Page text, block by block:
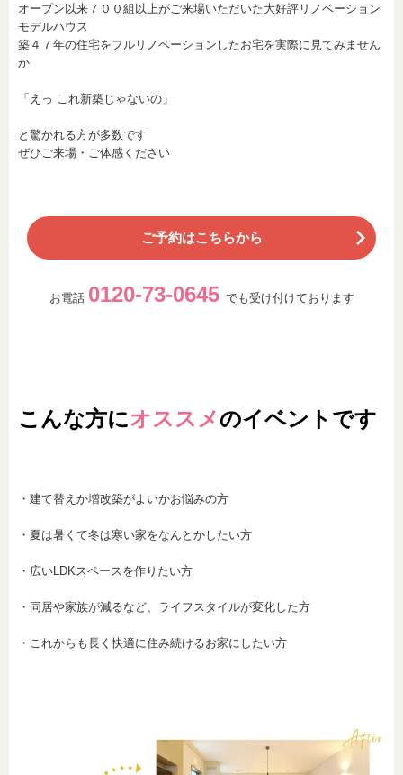
オープン以来７００組以上がご来場いただいた大好評リノベーション
モデルハウス
築４７年の住宅をフルリノベーションしたお宅を実際に見てみません
か
「えっ これ新築じゃないの」
と驚かれる方が多数です
ぜひご来場・ご体感ください
ご予約はこちらから
お電話 0120-73-0645 でも受け付けております
こんな方にオススメのイベントです
・建て替えか増改築がよいかお悩みの方
・夏は暑くて冬は寒い家をなんとかしたい方
・広いLDKスペースを作りたい方
・同居や家族が減るなど、ライフスタイルが変化した方
・これからも長く快適に住み続けるお家にしたい方